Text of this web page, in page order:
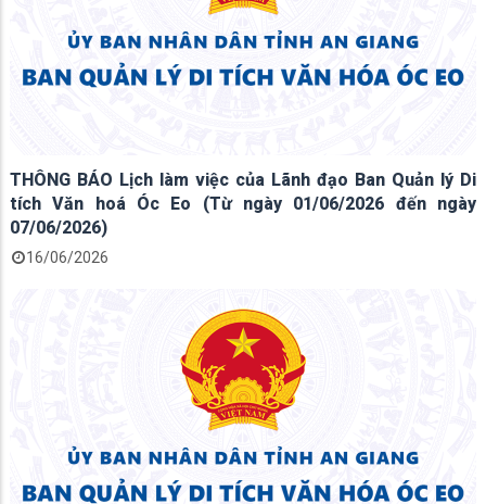
THÔNG BÁO Lịch làm việc của Lãnh đạo Ban Quản lý Di
tích Văn hoá Óc Eo (Từ ngày 01/06/2026 đến ngày
07/06/2026)
16/06/2026